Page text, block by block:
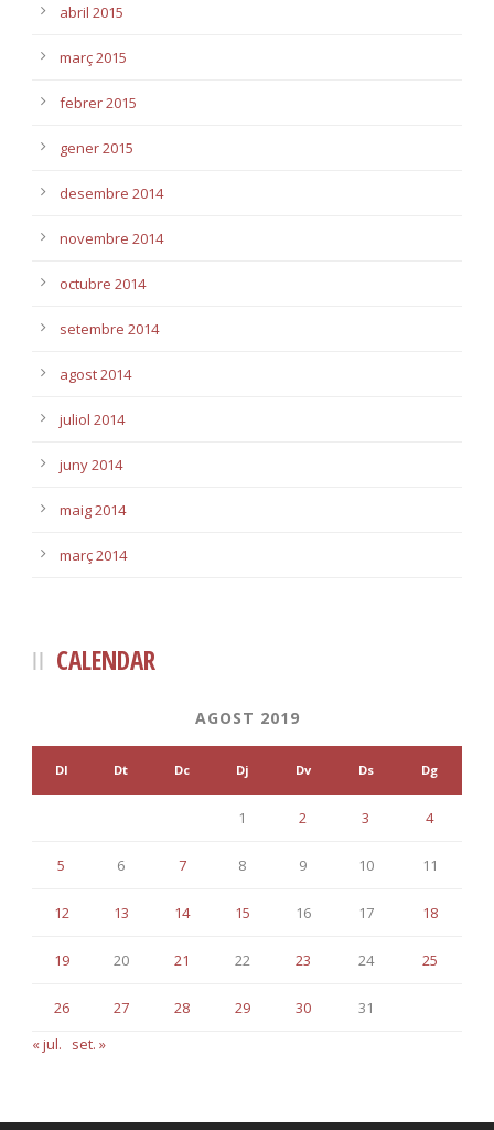
abril 2015
març 2015
febrer 2015
gener 2015
desembre 2014
novembre 2014
octubre 2014
setembre 2014
agost 2014
juliol 2014
juny 2014
maig 2014
març 2014
CALENDAR
AGOST 2019
Dl Dt Dc Dj Dv Ds Dg
1 2 3 4
5 6 7 8 9 10 11
12 13 14 15 16 17 18
19 20 21 22 23 24 25
26 27 28 29 30
31
« jul.
set. »